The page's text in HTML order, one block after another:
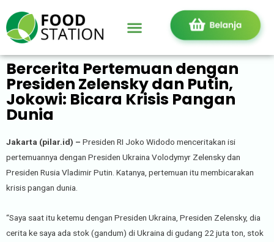
Bercerita Pertemuan dengan
Presiden Zelensky dan Putin,
Jokowi: Bicara Krisis Pangan
Dunia
Jakarta (pilar.id) – Presiden RI Joko Widodo menceritakan isi
pertemuannya dengan Presiden Ukraina Volodymyr Zelensky dan
Presiden Rusia Vladimir Putin. Katanya, pertemuan itu membicarakan
krisis pangan dunia.
“Saya saat itu ketemu dengan Presiden Ukraina, Presiden Zelensky, dia
cerita ke saya ada stok (gandum) di Ukraina di gudang 22 juta ton, stok